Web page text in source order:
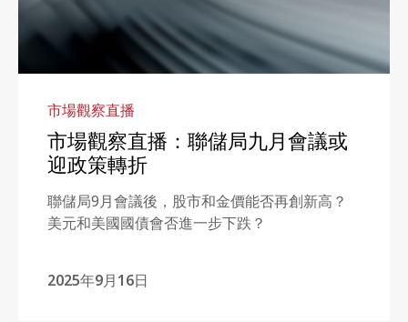
市場觀察直播
市場觀察直播：聯儲局九月會議或
迎政策轉折
聯儲局9月會議後，股市和金價能否再創新高？
美元和美國國債會否進一步下跌？
2025年9月16日